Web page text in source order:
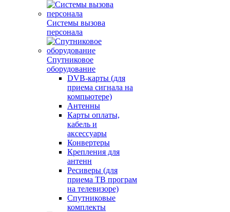
Системы вызова
персонала
Спутниковое
оборудование
DVB-карты (для
приема сигнала на
компьютере)
Антенны
Карты оплаты,
кабель и
аксессуары
Конвертеры
Крепления для
антенн
Ресиверы (для
приема ТВ програм
на телевизоре)
Спутниковые
комплекты